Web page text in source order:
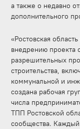
а также о недавно
дополнительного
«Ростовская
внедрению проекта
разрешительных
строительства,
коммунальной и
создана рабочая
числа
ТПП Ростовской
сообщества.